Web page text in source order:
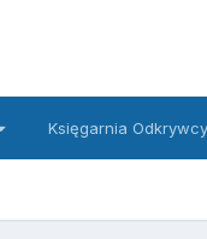
Księgarnia Odkrywcy